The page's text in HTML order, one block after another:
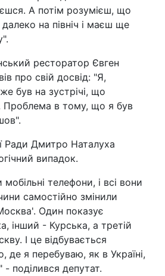
А потім розумієш, що
на північ і маєш ще
ресторатор Євген
про свій досвід: "Я,
був на зустрічі, що
Проблема в тому, що я був
Ради Дмитро Наталуха
випадок.
телефони, і всі вони
самостійно змінили
Один показує
інший - Курська, а третій
І це відбувається
де я перебуваю, як в Україні,
- поділився депутат.